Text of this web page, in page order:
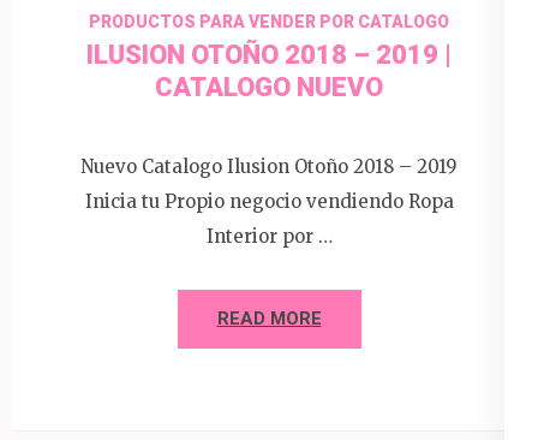
PRODUCTOS PARA VENDER POR CATALOGO
ILUSION OTOÑO 2018 – 2019 |
CATALOGO NUEVO
Nuevo Catalogo Ilusion Otoño 2018 – 2019
Inicia tu Propio negocio vendiendo Ropa
Interior por …
READ MORE